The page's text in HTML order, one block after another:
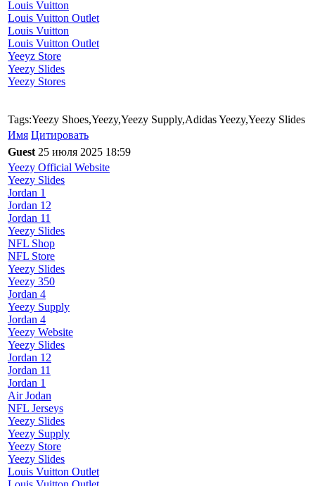
Louis Vuitton
Louis Vuitton Outlet
Louis Vuitton
Louis Vuitton Outlet
Yeeyz Store
Yeezy Slides
Yeezy Stores
Tags:Yeezy Shoes,Yeezy,Yeezy Supply,Adidas Yeezy,Yeezy Slides
Имя Цитировать
Guest 25 июля 2025 18:59
Yeezy Official Website
Yeezy Slides
Jordan 1
Jordan 12
Jordan 11
Yeezy Slides
NFL Shop
NFL Store
Yeezy Slides
Yeezy 350
Jordan 4
Yeezy Supply
Jordan 4
Yeezy Website
Yeezy Slides
Jordan 12
Jordan 11
Jordan 1
Air Jodan
NFL Jerseys
Yeezy Slides
Yeezy Supply
Yeezy Store
Yeezy Slides
Louis Vuitton Outlet